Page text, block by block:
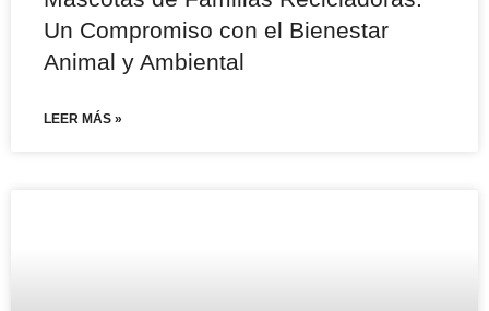
Un Compromiso con el Bienestar
Animal y Ambiental
LEER MÁS »